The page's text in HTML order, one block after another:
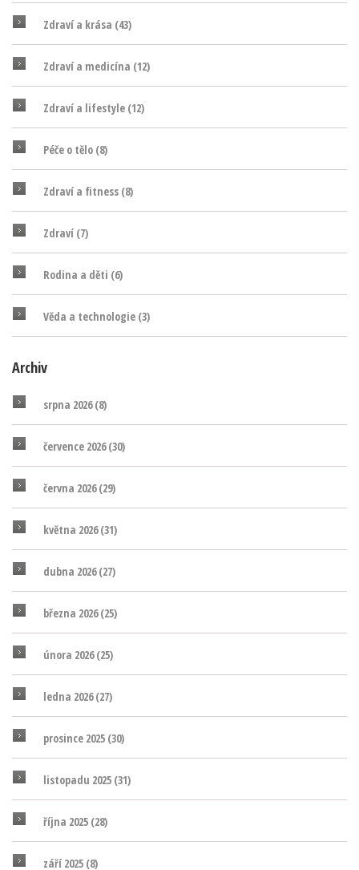
Zdraví a krása (43)
Zdraví a medicína (12)
Zdraví a lifestyle (12)
Péče o tělo (8)
Zdraví a fitness (8)
Zdraví (7)
Rodina a děti (6)
Věda a technologie (3)
Archiv
srpna 2026(8)
července 2026(30)
června 2026(29)
května 2026(31)
dubna 2026(27)
března 2026(25)
února 2026(25)
ledna 2026(27)
prosince 2025 (30)
listopadu 2025 (31)
října 2025 (28)
září 2025 (8)